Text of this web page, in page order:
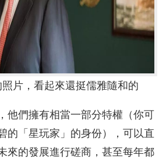
片，看起來還挺儒雅隨和的
他們擁有相當一部分特權（你可
的「星玩家」的身份），可以直
來的發展進行磋商，甚至每年都